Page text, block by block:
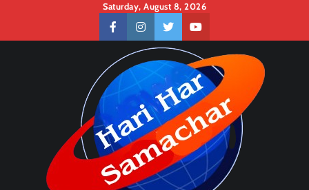
content
Saturday, August 8, 2026
facebookinstagramtwitteryoutube